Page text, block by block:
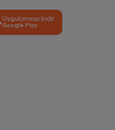
Uygulamayı İndir
Google Play